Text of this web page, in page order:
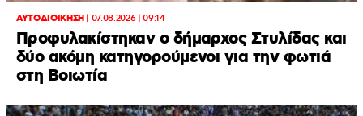
ΑΥΤΟΔΙΟΙΚΗΣΗ| 07.08.2026 | 09:14
Προφυλακίστηκαν ο δήμαρχος Στυλίδας και
δύο ακόμη κατηγορούμενοι για την φωτιά
στη Βοιωτία